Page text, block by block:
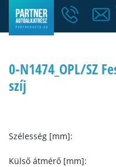
0-N1474_OPL/SZ
szíj
Szélesség [mm]:
Külső átmérő [mm]: